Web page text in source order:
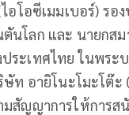
อโอซีเมมเบอร์) รอ
นโลก และ นายกส
ระเทศไทย ในพระ
ท อายิโนะโมะโต๊ะ
มสัญญาการให้การ